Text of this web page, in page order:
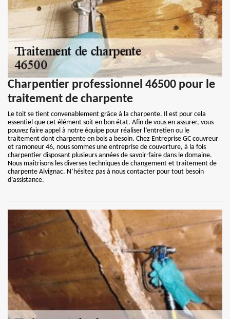
Charpentier professionnel 46500 pour le
traitement de charpente
Le toit se tient convenablement grâce à la charpente. Il est pour cela
essentiel que cet élément soit en bon état. Afin de vous en assurer, vous
pouvez faire appel à notre équipe pour réaliser l’entretien ou le
traitement dont charpente en bois a besoin. Chez Entreprise GC couvreur
et ramoneur 46, nous sommes une entreprise de couverture, à la fois
charpentier disposant plusieurs années de savoir-faire dans le domaine.
Nous maîtrisons les diverses techniques de changement et traitement de
charpente Alvignac. N’hésitez pas à nous contacter pour tout besoin
d’assistance.